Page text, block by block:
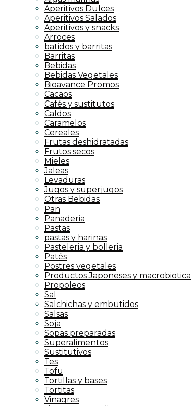
Aperitivos Dulces
Aperitivos Salados
Aperitivos y snacks
Arroces
batidos y barritas
Barritas
Bebidas
Bebidas Vegetales
Bioavance Promos
Cacaos
Cafés y sustitutos
Caldos
Caramelos
Cereales
Frutas deshidratadas
Frutos secos
Mieles
Jaleas
Levaduras
Jugos y superjugos
Otras Bebidas
Pan
Panaderia
Pastas
pastas y harinas
Pasteleria y bolleria
Patés
Postres vegetales
Productos Japoneses y macrobiotica
Propoleos
Sal
Salchichas y embutidos
Salsas
Soja
Sopas preparadas
Superalimentos
Sustitutivos
Tes
Tofu
Tortillas y bases
Tortitas
Vinagres